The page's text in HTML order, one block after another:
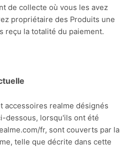
de collecte où vous les avez
propriétaire des Produits une
reçu la totalité du paiement.
accessoires realme désignés
dessous, lorsqu'ils ont été
fr, sont couverts par la
telle que décrite dans cette